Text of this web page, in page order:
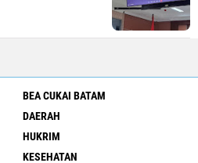
BEA CUKAI BATAM
DAERAH
HUKRIM
KESEHATAN